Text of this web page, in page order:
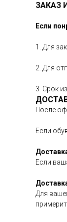
ЗАКАЗ
Если
1. Для
2. Для
3. Срок
После
Если
Если
Для